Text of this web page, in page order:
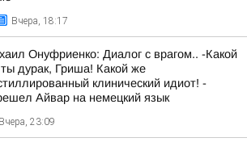
Вчера, 18:17
Онуфриенко: Диалог с врагом.. -Какой
дурак, Гриша! Какой же
клинический идиот! -
Айвар на немецкий язык
Вчера, 23:09